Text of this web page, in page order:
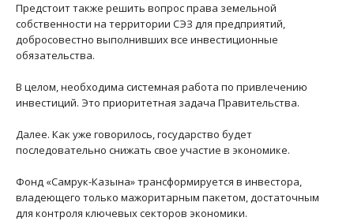
Предстоит также решить вопрос права земельной
собственности на территории СЭЗ для предприятий,
добросовестно выполнивших все инвестиционные
обязательства.
В целом, необходима системная работа по привлечению
инвестиций. Это приоритетная задача Правительства.
Далее. Как уже говорилось, государство будет
последовательно снижать свое участие в экономике.
Фонд «Самрук-Казына» трансформируется в инвестора,
владеющего только мажоритарным пакетом, достаточным
для контроля ключевых секторов экономики.